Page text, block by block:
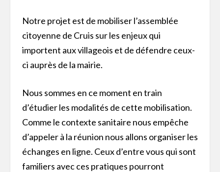
Notre projet est de mobiliser l’assemblée
citoyenne de Cruis sur les enjeux qui
importent aux villageois et de défendre ceux-
ci auprès de la mairie.
Nous sommes en ce moment en train
d’étudier les modalités de cette mobilisation.
Comme le contexte sanitaire nous empêche
d’appeler à la réunion nous allons organiser les
échanges en ligne. Ceux d’entre vous qui sont
familiers avec ces pratiques pourront